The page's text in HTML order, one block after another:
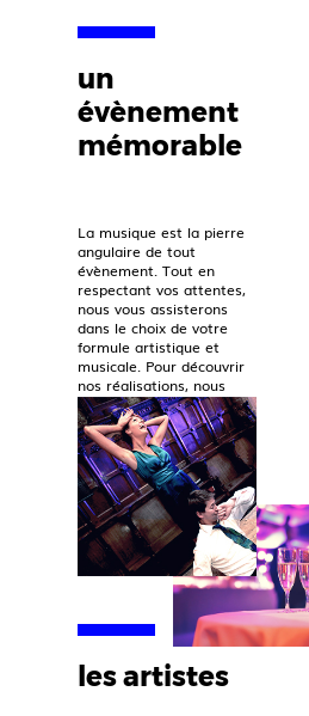
un
évènement
mémorable
La musique est la pierre
angulaire de tout
évènement. Tout en
respectant vos attentes,
nous vous assisterons
dans le choix de votre
formule artistique et
musicale. Pour découvrir
nos réalisations, nous
vous invitons à consulter
notre page instagram.
les artistes